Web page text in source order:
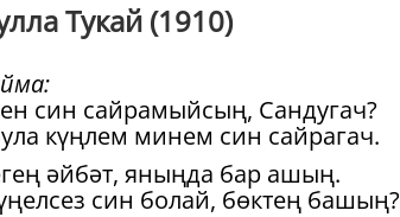
Тукай (1910)
син сайрамыйсың, Сандугач?
күңлем минем син сайрагач.
әйбәт, яныңда бар ашың.
син болай, бөктең башың?